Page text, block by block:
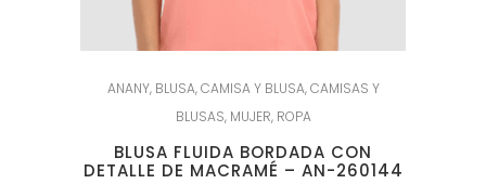
ANANY, BLUSA,CAMISA Y BLUSA,CAMISAS Y
BLUSAS, MUJER, ROPA
BLUSA FLUIDA BORDADA CON
DETALLE DE MACRAMÉ – AN-260144